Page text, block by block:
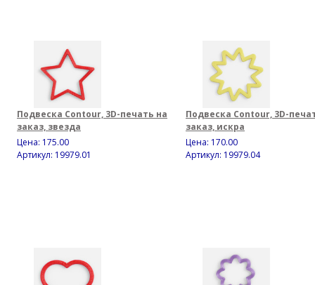
Подвеска Contour, 3D-печать на
заказ, звезда
Цена: 175.00
Артикул: 19979.01
Подвеска Contour, 3D-
заказ, искра
Цена: 170.00
Артикул: 19979.04